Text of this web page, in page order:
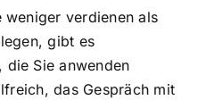
verdienen als
gibt es
die Sie anwenden
das Gespräch mit